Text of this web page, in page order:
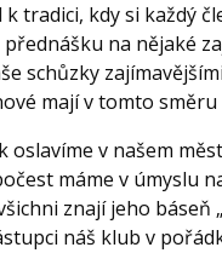
tradici, kdy si každý
na nějaké
schůzky
mají v tomto
v našem
máme v úmyslu
znají jeho báseň
náš klub v